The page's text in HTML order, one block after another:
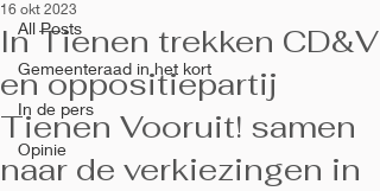
All Posts
Gemeenteraad in het kort
In de pers
Opinie
In Tienen trekken CD&V
en oppositiepartij
Tienen Vooruit! samen
naar de verkiezingen in
16 okt 2023